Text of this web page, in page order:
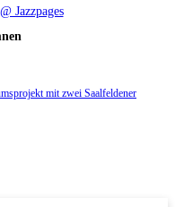
mit zwei Saalfeldener